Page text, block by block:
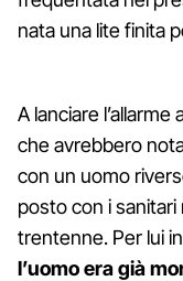
nata una lite finita
A lanciare
che avrebbero
con un uomo
posto con i
trentenne. Per lui
l’uomo era già